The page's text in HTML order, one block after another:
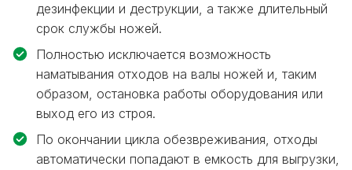
дезинфекции и деструкции, а также длительный
срок службы ножей.
Полностью исключается возможность
наматывания отходов на валы ножей и, таким
образом, остановка работы оборудования или
выход его из строя.
По окончании цикла обезвреживания, отходы
автоматически попадают в емкость для выгрузки,